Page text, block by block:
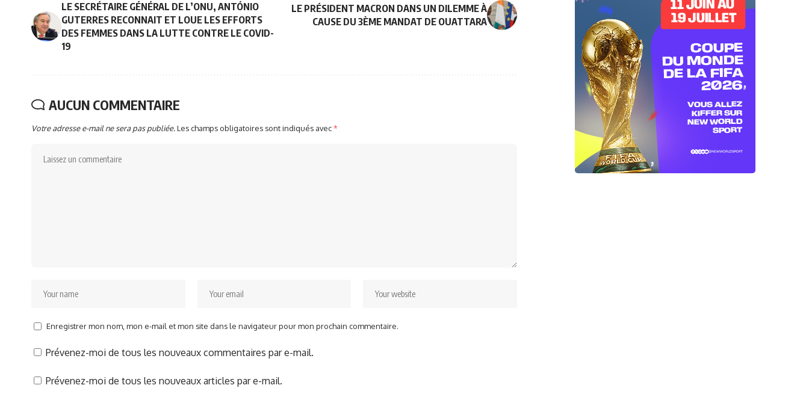
LE SECRÉTAIRE GÉNÉRAL DE L’ONU, ANTÓNIO
GUTERRES RECONNAIT ET LOUE LES EFFORTS
DES FEMMES DANS LA LUTTE CONTRE LE COVID-
19
LE PRÉSIDENT MACRON DANS UN DILEMME À
CAUSE DU 3ÈME MANDAT DE OUATTARA
AUCUN COMMENTAIRE
Votre adresse e-mail ne sera pas publiée.Les champs obligatoires sont indiqués avec*
Enregistrer mon nom, mon e-mail et mon site dans le navigateur pour mon prochain commentaire.
Prévenez-moi de tous les nouveaux commentaires par e-mail.
Prévenez-moi de tous les nouveaux articles par e-mail.